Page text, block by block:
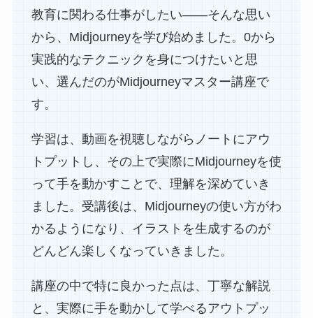
教育に関わる仕事がしたい——そんな思い
から、Midjourneyを学び始めました。0から
実践的なテクニックを身につけたいと思
い、選んだのがMidjourneyマスター講座で
す。
学習は、動画を視聴しながらノートにアウ
トプットし、その上で実際にMidjourneyを使
って手を動かすことで、理解を深めていき
ました。受講後は、Midjourneyの使い方がわ
かるようになり、イラストを生成するのが
どんどん楽しくなっていきました。
講座の中で特に良かった点は、丁寧な解説
と、実際に手を動かして学べるアウトプッ